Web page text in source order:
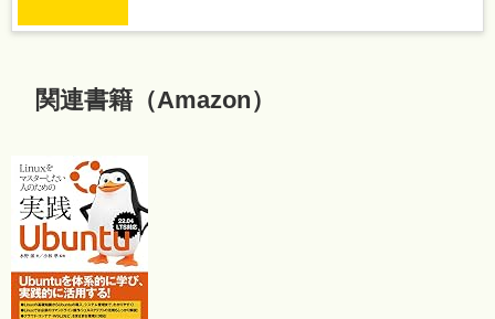
関連書籍（Amazon）